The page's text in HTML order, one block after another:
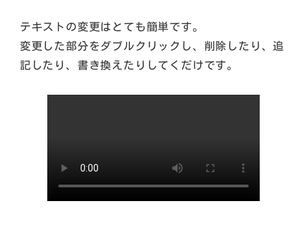
テキストの変更はとても簡単です。
変更した部分をダブルクリックし、削除したり、追
記したり、書き換えたりしてくだけです。